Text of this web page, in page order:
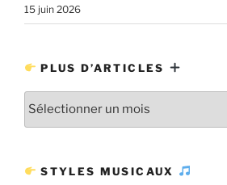
15 juin 2026
PLUS D’ARTICLES
STYLES MUSICAUX